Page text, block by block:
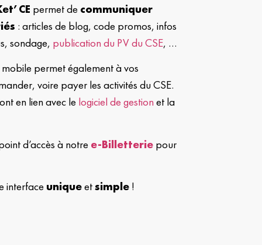
permet de communiquer
: articles de blog, code promos, infos
sondage, publication du PV du CSE, …
permet également à vos
voire payer les activités du CSE.
en lien avec le logiciel de gestion et la
d’accès à notree-Billetterie pour
interface uniqueetsimple !